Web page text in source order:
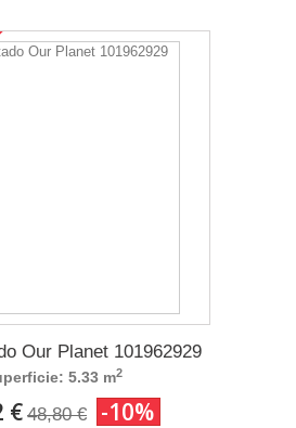
Our Planet 101962929
5.33 m2
€ 48,80 € -10%